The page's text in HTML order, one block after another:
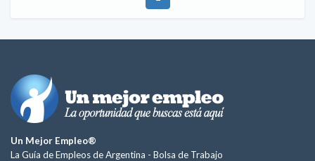
Un Mejor Empleo®
La Guía de Empleos de Argentina - Bolsa de Trabajo